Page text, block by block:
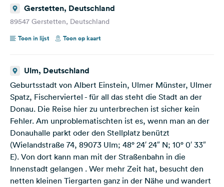
Gerstetten, Deutschland
89547 Gerstetten, Deutschland
Toon in lijst
Toon op kaart
Ulm, Deutschland
Geburtsstadt von Albert Einstein, Ulmer Münster, Ulmer
Spatz, Fischerviertel - für all das steht die Stadt an der
Donau. Die Reise hier zu unterbrechen ist sicher kein
Fehler. Am unproblematischten ist es, wenn man an der
Donauhalle parkt oder den Stellplatz benützt
(Wielandstraße 74, 89073 Ulm; 48° 24′ 24″ N; 10° 0′ 33″
E). Von dort kann man mit der Straßenbahn in die
Innenstadt gelangen . Wer mehr Zeit hat, besucht den
netten kleinen Tiergarten ganz in der Nähe und wandert